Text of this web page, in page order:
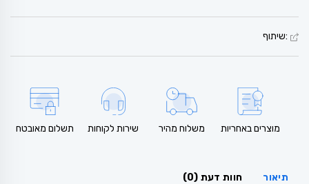
:שיתוף
מוצרים באחריות משלוח מהיר שירות לקוחות תשלום מאובטח
תיאור חוות דעת (0)